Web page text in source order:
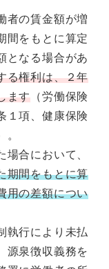
者の賃金額が増
間をもとに算定
となる場合があ
る権利は、２年
ます （労働保険
１項、健康保険
合において、
期間をもとに算
用の差額につい
執行により未払
源泉徴収義務を